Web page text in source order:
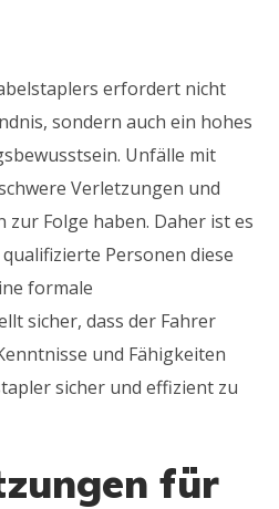
erfordert nicht
sondern auch ein hohes
Unfälle mit
Verletzungen und
zur Folge haben. Daher ist es
Personen diese
formale
sicher, dass der Fahrer
und Fähigkeiten
sicher und effizient zu
für